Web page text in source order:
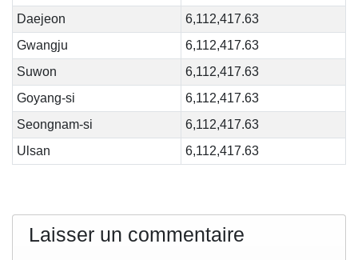
Daejeon
6,112,417.63
Gwangju
6,112,417.63
Suwon
6,112,417.63
Goyang-si
6,112,417.63
Seongnam-si
6,112,417.63
Ulsan
6,112,417.63
Laisser un commentaire